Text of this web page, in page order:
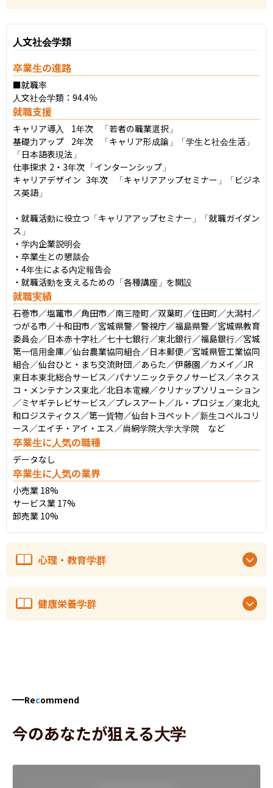
人文社会学類
卒業生の進路
■就職率
人文社会学類：94.4％
就職支援
キャリア導入	1年次	「若者の職業選択」
基礎力アップ	2年次	「キャリア形成論」「学生と社会生活」
「日本語表現法」
仕事探求	2・3年次	「インターンシップ」
キャリアデザイン	3年次	「キャリアアップセミナー」「ビジネ
ス英語」
・就職活動に役立つ「キャリアアップセミナー」「就職ガイダン
ス」
・学内企業説明会
・卒業生との懇談会
・4年生による内定報告会
・就職活動を支えるための「各種講座」を開設
就職実績
石巻市／塩竃市／角田市／南三陸町／双葉町／住田町／大潟村／
つがる市／十和田市／宮城県警／警視庁／福島県警／宮城県教育
委員会／日本赤十字社／七十七銀行／東北銀行／福島銀行／宮城
第一信用金庫／仙台農業協同組合／日本郵便／宮城県管工業協同
組合／仙台ひと・まち交流財団／あらた／伊藤園／カメイ／JR
東日本東北総合サービス／パナソニックテクノサービス／ネクス
コ・メンテナンス東北／北日本電線／クリナップソリューション
／ミヤギテレビサービス／プレスアート／ル・プロジェ／東北丸
和ロジスティクス／第一貨物／仙台トヨペット／新生コベルコリ
ース／エイチ・アイ・エス／尚絅学院大学大学院　など
卒業生に人気の職種
データなし
卒業生に人気の業界
小売業 18%
サービス業 17%
卸売業 10%
心理・教育学群
健康栄養学群
Recommend
今のあなたが狙える大学